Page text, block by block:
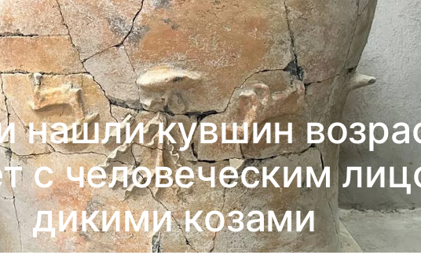
нашли кувшин
с человеческим
дикими козами